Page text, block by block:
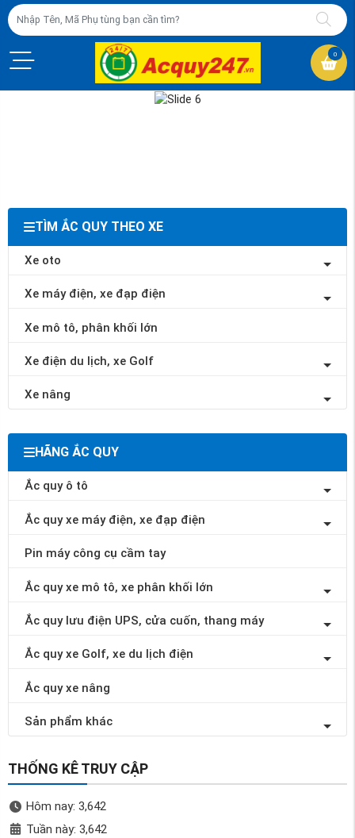
0
TÌM ẮC QUY THEO XE
Xe oto
Xe máy điện, xe đạp điện
Xe mô tô, phân khối lớn
Xe điện du lịch, xe Golf
Xe nâng
HÃNG ẮC QUY
Ắc quy ô tô
Ắc quy xe máy điện, xe đạp điện
Pin máy công cụ cầm tay
Ắc quy xe mô tô, xe phân khối lớn
Ắc quy lưu điện UPS, cửa cuốn, thang máy
Ắc quy xe Golf, xe du lịch điện
Ắc quy xe nâng
Sản phẩm khác
THỐNG KÊ TRUY CẬP
Hôm nay: 3,642
Tuần này: 3,642